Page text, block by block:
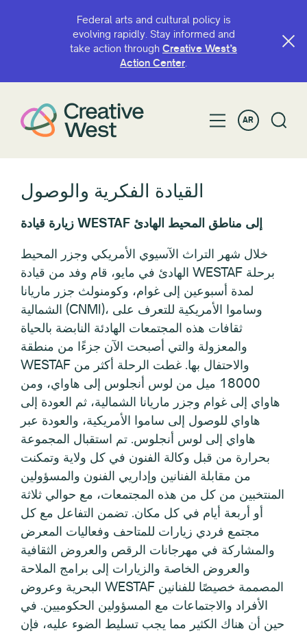
Federal arts and cultural policy is
evolving rapidly. Stay informed and
take action through Creative West’s
Action Center.
AR
القيادة الفكرية والوصول
زيارة قيادة WESTAF إلى مناطق المحيط الهادئ
خلال شهر التراث الآسيوي الأمريكي وجزر المحيط
الهادئ في مايو، قام وفد من قيادة WESTAF برحلة
لمدة أسبوعين إلى غوام، وكومنولث جزر ماريانا
الشمالية (CNMI)، وساموا الأمريكية للتعرف على
ثقافات هذه المجتمعات الهادئة النابضة بالحياة
والمعزولة والتي أصبحت الآن جزءًا من منطقة
WESTAF والاحتفال بها. غطت الرحلة أكثر من
18000 ميل من لوس أنجلوس إلى هاواي، ومن
هاواي إلى غوام وجزر ماريانا الشمالية، ثم العودة إلى
هاواي للوصول إلى ساموا الأمريكية، والعودة عبر
هاواي إلى لوس أنجلوس. تم استقبال المجموعة
بحرارة من قبل وكالة الفنون في كل ولاية وتمكنت
من مقابلة الفنانين وإداريي الفنون والمسؤولين
المنتخبين من كل من هذه المجتمعات، مع حوالي ثلاثة
أو أربعة أيام في كل مكان. تضمن التفاعل مع كل
مجتمع فردي زيارات للمتاحف وفعاليات المعرض
والمشاركة في مهرجانات الرقص والعروض الثقافية
والعروض الخاصة والزيارات إلى برامج الملاحة
البحرية وعروض WESTAF المصممة خصيصًا للفنانين
الأفراد والاجتماعات مع المسؤولين الحكوميين. في
حين أن هناك الكثير مما يجب تسليط الضوء عليه، فإن